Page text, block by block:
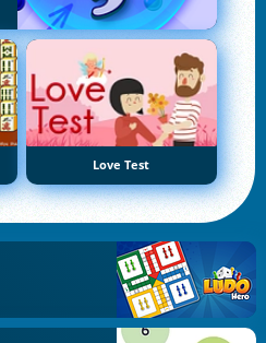
Love Test